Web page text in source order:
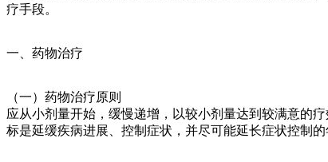
疗手段。
一、药物治疗
（一）药物治疗原则
应从小剂量开始，缓慢递增，以较小剂量达到较满意的
标是延缓疾病进展、控制症状，并尽可能延长症状控制